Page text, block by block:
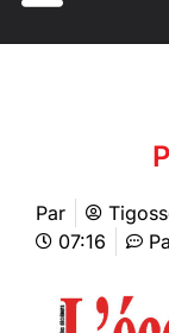
Par
07:16